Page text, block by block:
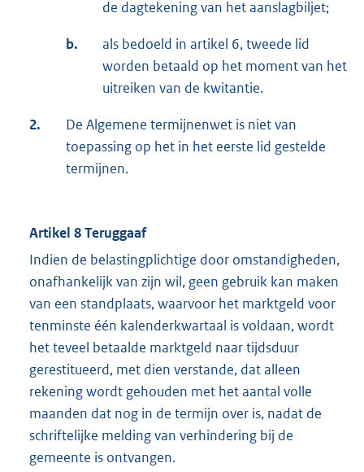
de dagtekening van het aanslagbiljet;
b.
als bedoeld in artikel 6, tweede lid
worden betaald op het moment van het
uitreiken van de kwitantie.
2.
De Algemene termijnenwet is niet van
toepassing op het in het eerste lid gestelde
termijnen.
Artikel 8 Teruggaaf
Indien de belastingplichtige door omstandigheden,
onafhankelijk van zijn wil, geen gebruik kan maken
van een standplaats, waarvoor het marktgeld voor
tenminste één kalenderkwartaal is voldaan, wordt
het teveel betaalde marktgeld naar tijdsduur
gerestitueerd, met dien verstande, dat alleen
rekening wordt gehouden met het aantal volle
maanden dat nog in de termijn over is, nadat de
schriftelijke melding van verhindering bij de
gemeente is ontvangen.